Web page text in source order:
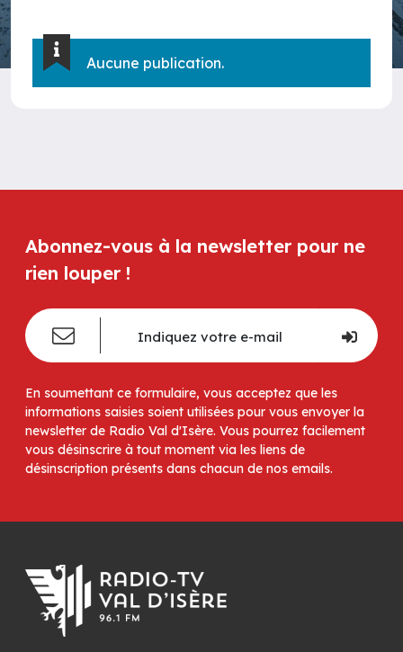
Aucune publication.
Abonnez-vous à la newsletter pour ne
rien louper !
En soumettant ce formulaire, vous acceptez que les
informations saisies soient utilisées pour vous envoyer la
newsletter de Radio Val d'Isère. Vous pourrez facilement
vous désinscrire à tout moment via les liens de
désinscription présents dans chacun de nos emails.